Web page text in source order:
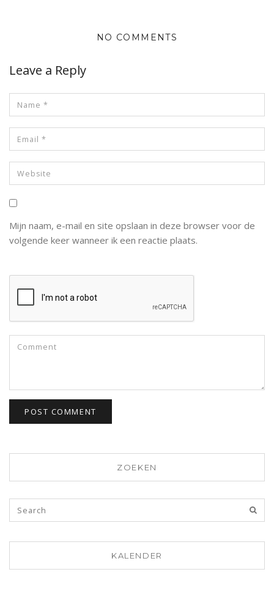
NO COMMENTS
Leave a Reply
Mijn naam, e-mail en site opslaan in deze browser voor de
volgende keer wanneer ik een reactie plaats.
ZOEKEN
KALENDER